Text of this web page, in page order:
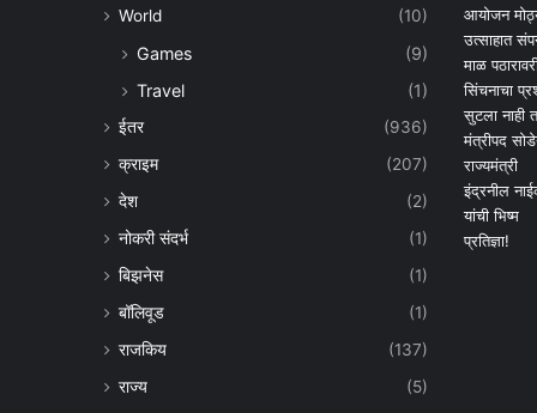
World
(10)
Games
(9)
Travel
(1)
ईतर
(936)
क्राइम
(207)
देश
(2)
नोकरी संदर्भ
(1)
बिझनेस
(1)
बॉलिवूड
(1)
राजकिय
(137)
राज्य
(5)